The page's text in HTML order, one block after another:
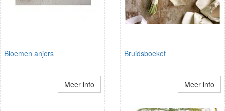
Bloemen anjers
Meer info
Bruidsboeket
Meer info